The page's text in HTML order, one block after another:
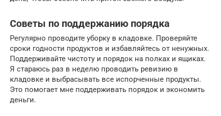
Советы по поддержанию порядка
Регулярно проводите уборку в кладовке. Проверяйте
сроки годности продуктов и избавляйтесь от ненужных.
Поддерживайте чистоту и порядок на полках и ящиках.
Я стараюсь раз в неделю проводить ревизию в
кладовке и выбрасывать все испорченные продукты.
Это помогает мне поддерживать порядок и экономить
деньги.